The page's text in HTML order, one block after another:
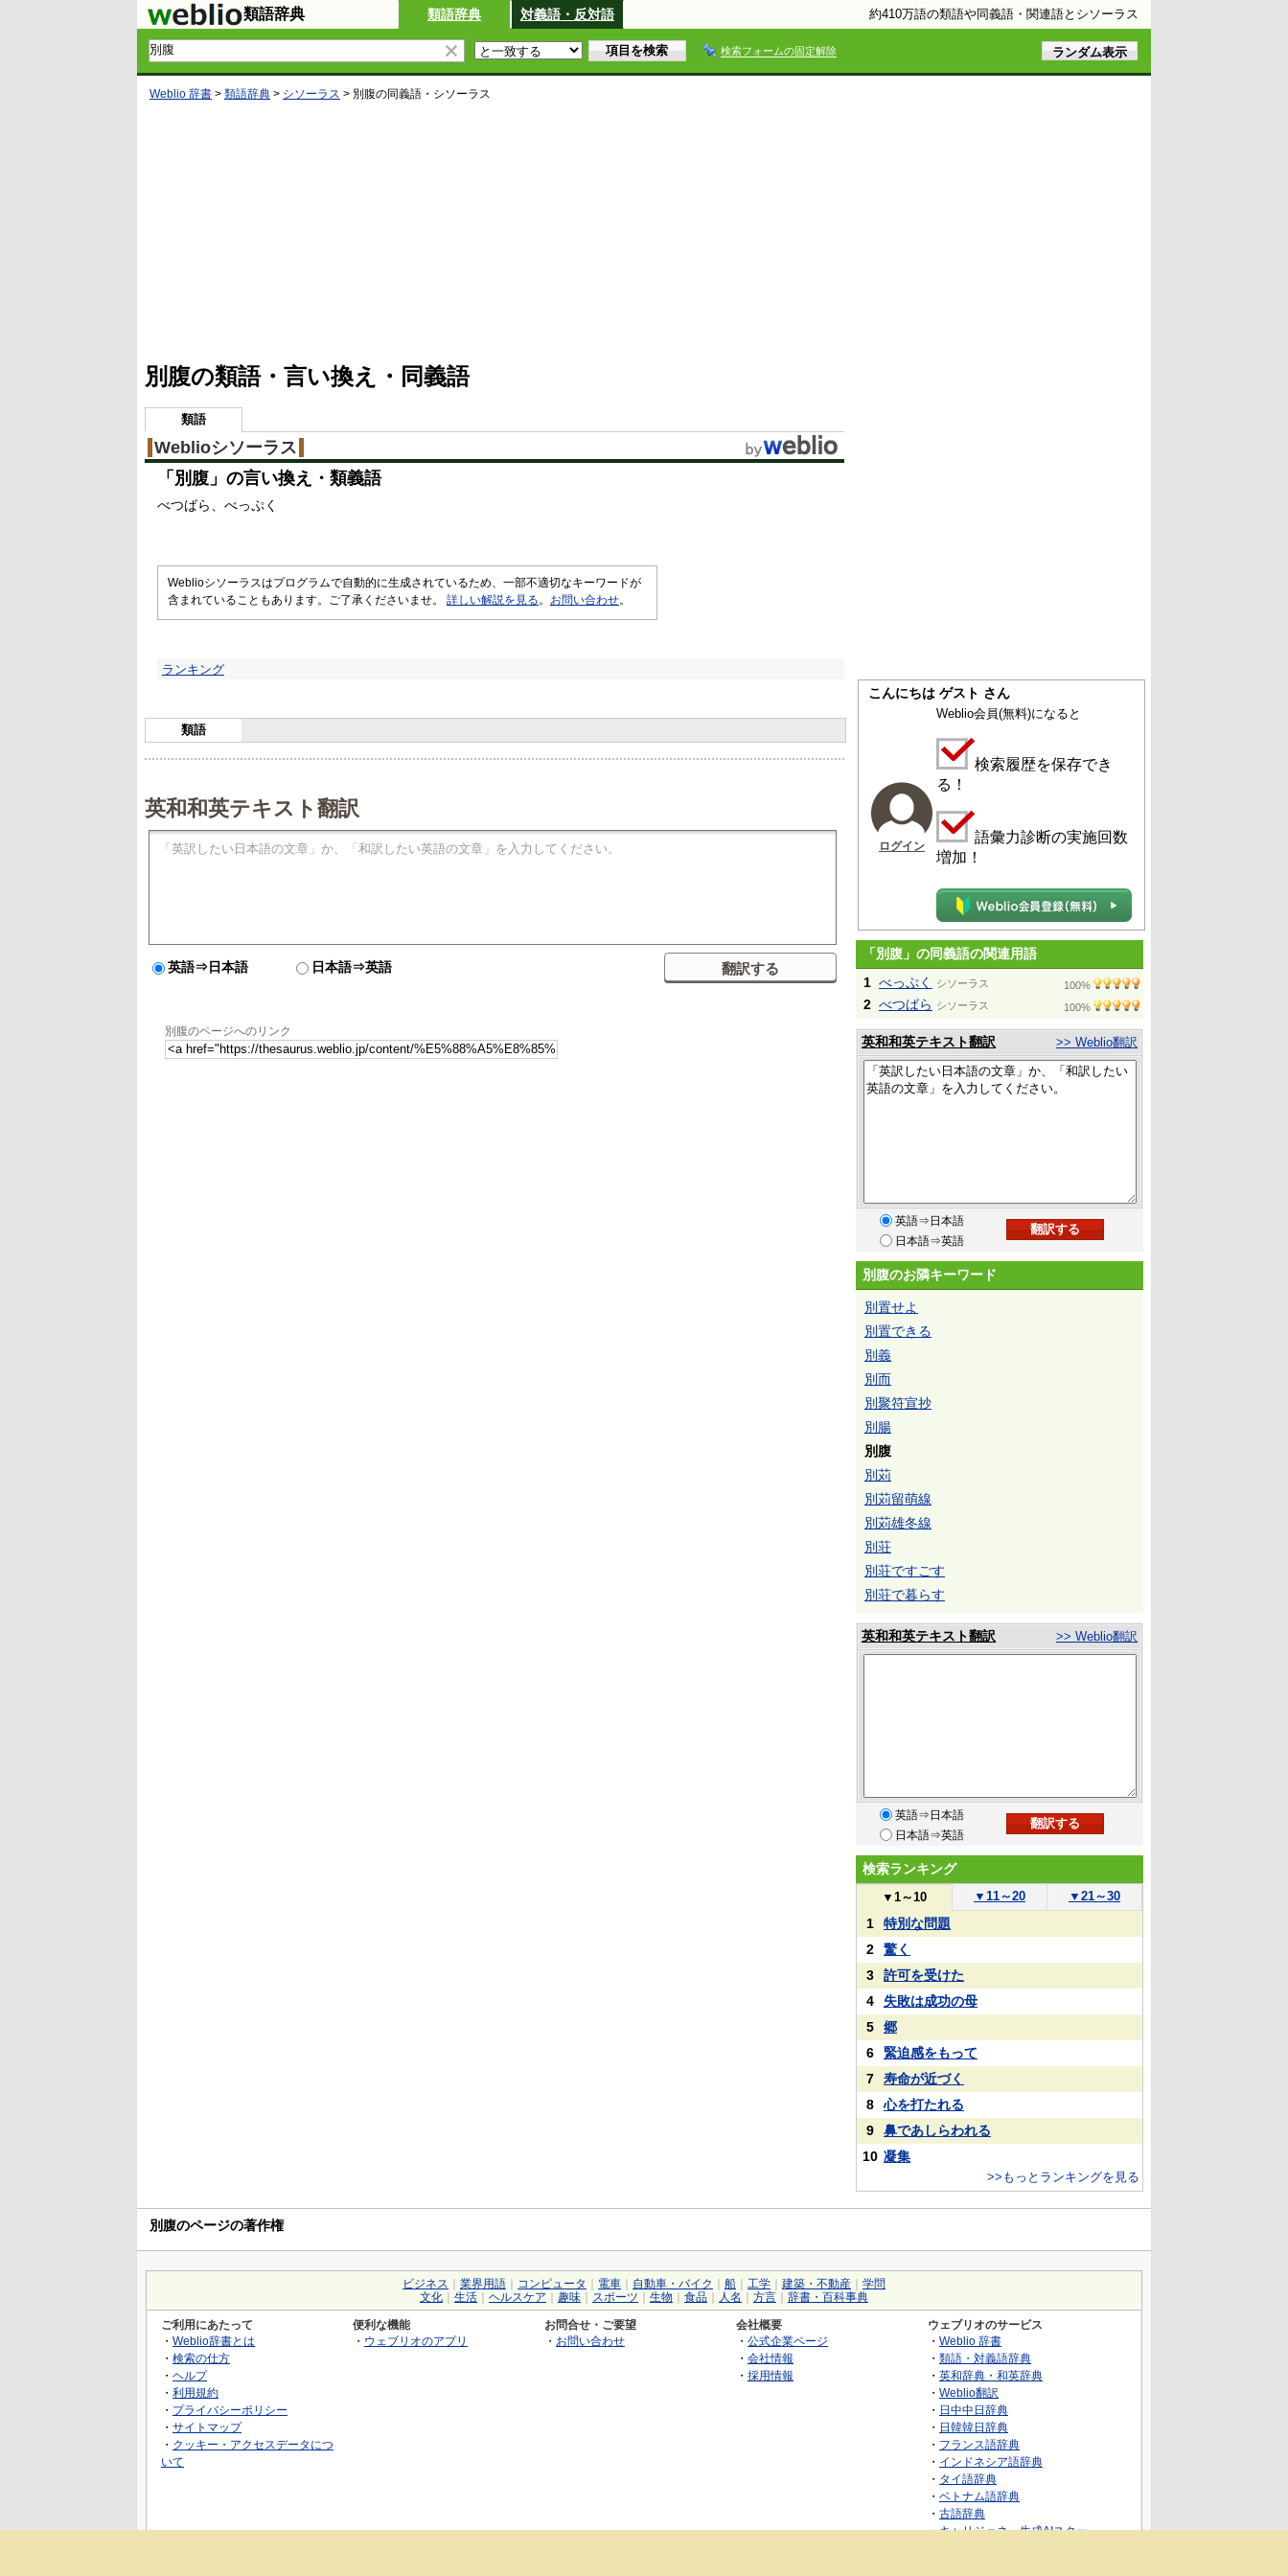
類語辞典 類語辞典 対義語・反対語 約410万語の類語や同義語・関連語とシソーラス
検索フォームの固定解除
Weblio 辞書 > 類語辞典 > シソーラス > 別腹の同義語・シソーラス
1
%
別腹の類語・言い換え・同義語
類語
Weblioシソーラス
「 別腹 」の言い換え・類義語
べつばら べっぷく
Weblioシソーラスはプログラムで自動的に生成されているため、一部不適切なキーワードが
含まれていることもあります。ご了承くださいませ。 詳しい解説を見る 。 お問い合わせ。
ランキング
類語
英和和英テキスト翻訳
英語⇒日本語 日本語⇒英語
別腹のページへのリンク
こんにちは ゲスト さん
ログイン
Weblio会員(無料)になると
検索履歴を保存でき
る！
語彙力診断の実施回数
増加！
「別腹」の同義語の関連用語
1 べっぷく シソーラス 100%
2 べつばら シソーラス 100%
英和和英テキスト翻訳 >> Weblio翻訳
英語⇒日本語
日本語⇒英語
別腹のお隣キーワード
別置せよ
別置できる
別義
別而
別聚符宣抄
別腸
別腹
別苅
別苅留萌線
別苅雄冬線
別荘
別荘ですごす
別荘で暮らす
英和和英テキスト翻訳 >> Weblio翻訳
英語⇒日本語
日本語⇒英語
検索ランキング
▼ 1～10 ▼ 11～20 ▼ 21～30
1
特別な問題
2
驚く
3
許可を受けた
4
失敗は成功の母
5
郷
6
緊迫感をもって
7
寿命が近づく
8
心を打たれる
9
鼻であしらわれる
10 凝集
>>もっとランキングを見る
別腹のページの著作権
ビジネス 業界用語 コンピュータ 電車 自動車・バイク 船 工学 建築・不動産
学問
文化
生活 ヘルスケア 趣味 スポーツ 生物 食品 人名 方言 辞書・百科事典
ご利用にあたって
・ Weblio辞書とは
・ 検索の仕方
・ ヘルプ
・ 利用規約
・ プライバシーポリシー
・ サイトマップ
・ クッキー・アクセスデータにつ
いて
便利な機能
・ ウェブリオのアプリ
お問合せ・ご要望
・ お問い合わせ
会社概要
・ 公式企業ページ
・ 会社情報
・ 採用情報
ウェブリオのサービス
・ Weblio 辞書
・ 類語・対義語辞典
・ 英和辞典・和英辞典
・ Weblio翻訳
・ 日中中日辞典
・ 日韓韓日辞典
・ フランス語辞典
・ インドネシア語辞典
・ タイ語辞典
・ ベトナム語辞典
・ 古語辞典
・キャリジェネ～生成AIスクー